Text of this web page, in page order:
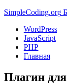
SimpleCoding.org
WordPress
JavaScript
PHP
Главная
Плагин